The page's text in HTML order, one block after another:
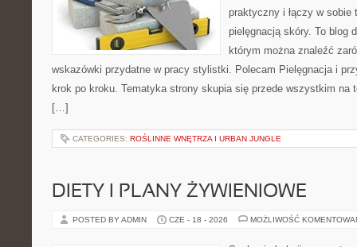
praktyczny i łączy w sobie
pielęgnacją skóry. To blog
którym można znaleźć
wskazówki przydatne w pracy stylistki. Polecam Pielęgnacja i
krok po kroku. Tematyka strony skupia się przede wszystkim na
[…]
CATEGORIES: ROŚLINNE WNĘTRZA I URBAN JUNGLE
DIETY I PLANY ŻYWIENIOWE
POSTED BY ADMIN CZE - 18 - 2026 MOŻLIWOŚĆ